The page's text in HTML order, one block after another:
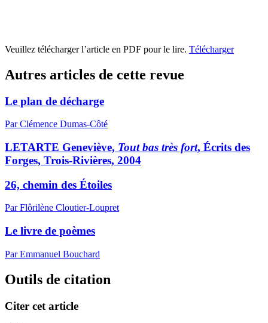
Veuillez télécharger l’article en PDF pour le lire. Télécharger
Autres articles de cette revue
Le plan de décharge
Par Clémence Dumas-Côté
LETARTE Geneviève, Tout bas très fort, Écrits des
Forges, Trois-Rivières, 2004
26, chemin des Étoiles
Par Flôrilène Cloutier-Loupret
Le livre de poèmes
Par Emmanuel Bouchard
Outils de citation
Citer cet article